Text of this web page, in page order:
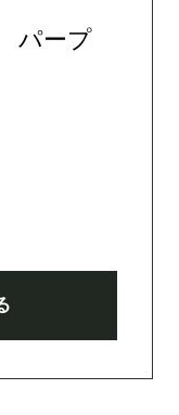
パープ